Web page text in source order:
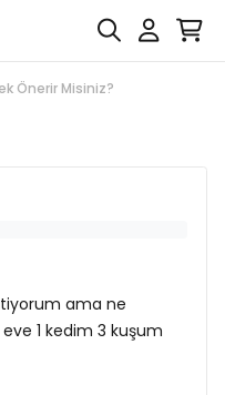
Önerir Misiniz?
ama ne
1 kedim 3 kuşum